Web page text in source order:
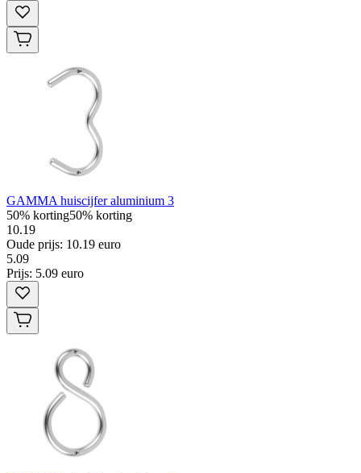
GAMMA huiscijfer aluminium 3
50% korting50% korting
10.19
Oude prijs: 10.19 euro
5.09
Prijs: 5.09 euro